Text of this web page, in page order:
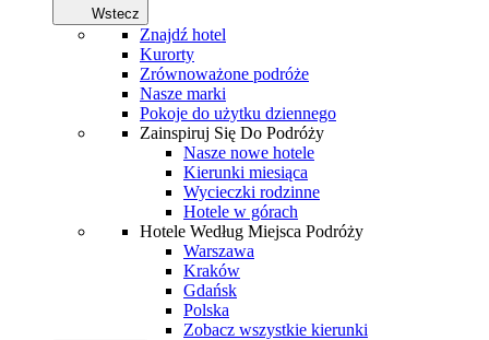
Wstecz
Znajdź hotel
Kurorty
Zrównoważone podróże
Nasze marki
Pokoje do użytku dziennego
Zainspiruj Się Do Podróży
Nasze nowe hotele
Kierunki miesiąca
Wycieczki rodzinne
Hotele w górach
Hotele Według Miejsca Podróży
Warszawa
Kraków
Gdańsk
Polska
Zobacz wszystkie kierunki